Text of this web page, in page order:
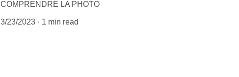
COMPRENDRE LA PHOTO
3/23/2023 1 min read